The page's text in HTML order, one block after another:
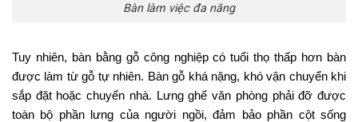
Bàn làm việc đa năng
Tuy nhiên, bàn bằng gỗ công nghiệp có tuổi thọ thấp hơn bàn
được làm từ gỗ tự nhiên. Bàn gỗ khá nặng, khó vận chuyển khi
sắp đặt hoặc chuyển nhà.
Lưng ghế văn phòng phải đỡ được
toàn bộ phần lưng của người ngồi, đảm bảo phần cột sống